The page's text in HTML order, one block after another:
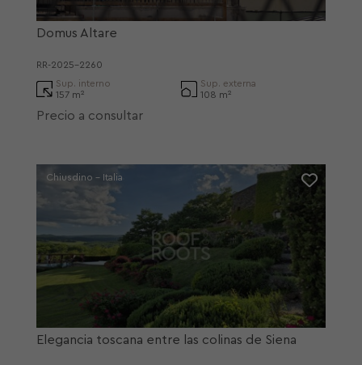
Domus Altare
RR-2025-2260
Sup. interno
157 m²
Sup. externa
108 m²
Precio a consultar
Chiusdino - Italia
Elegancia toscana entre las colinas de Siena